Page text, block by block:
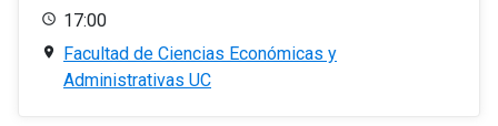
17:00
Facultad de Ciencias Económicas y
Administrativas UC